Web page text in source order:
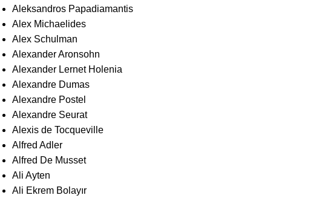
Aleksandros Papadiamantis
Alex Michaelides
Alex Schulman
Alexander Aronsohn
Alexander Lernet Holenia
Alexandre Dumas
Alexandre Postel
Alexandre Seurat
Alexis de Tocqueville
Alfred Adler
Alfred De Musset
Ali Ayten
Ali Ekrem Bolayır